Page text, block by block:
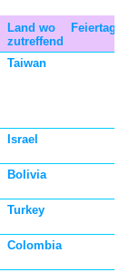
Land wo
zutreffend
Feiertagstyp
Taiwan
Israel
Bolivia
Turkey
Colombia